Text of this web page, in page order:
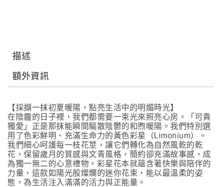
描述
額外資訊
【採擷一抹初夏暖陽，點亮生活中的明媚時光】
在陰霾的日子裡，我們都需要一束光來照亮心房。「可貴
獨愛」正是那抹能瞬間驅散陰鬱的和煦暖陽。我們特別選
用了色彩鮮明、充滿生命力的黃色彩星（Limonium）。
我們細心呵護每一枝花莖，讓它們轉化為自然風乾的乾
花，保留歲月的質感與文青風格，簡約卻充滿故事感，成
為獨一無二的心意禮物。彩星花本就蘊含著快樂與陪伴的
力量，這款如陽光般燦爛的迷你花束，能以最溫柔的姿
態，為生活注入滿滿的活力與正能量。